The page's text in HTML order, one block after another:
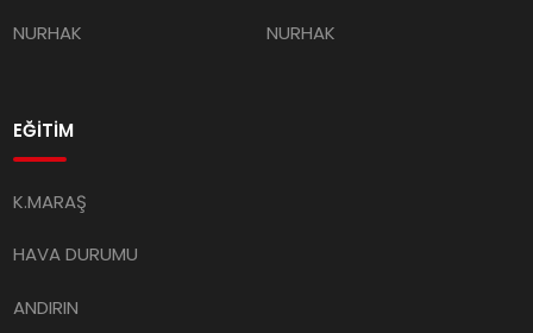
NURHAK NURHAK
EĞİTİM
K.MARAŞ
HAVA DURUMU
ANDIRIN